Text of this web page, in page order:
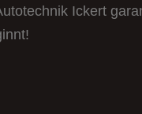
Ickert